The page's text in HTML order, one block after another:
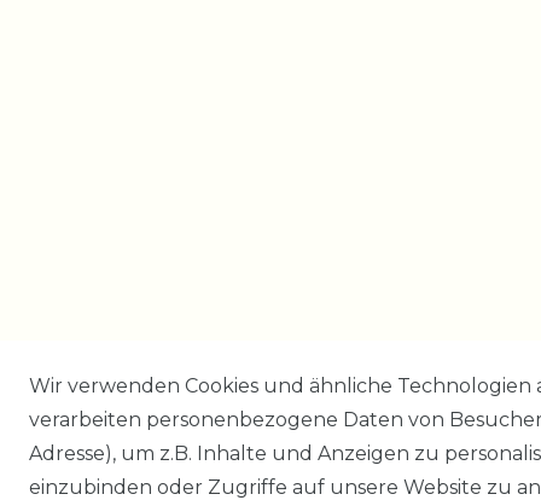
Wir verwenden Cookies und ähnliche
verarbeiten personenbezogene Daten von
Adresse), um z.B. Inhalte und Anzeigen zu
einzubinden oder Zugriffe auf unsere Website zu